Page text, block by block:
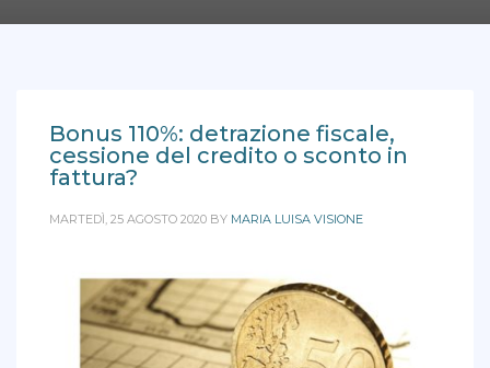
Bonus 110%: detrazione fiscale,
cessione del credito o sconto in
fattura?
MARTEDÌ, 25 AGOSTO 2020 BY MARIA LUISA VISIONE